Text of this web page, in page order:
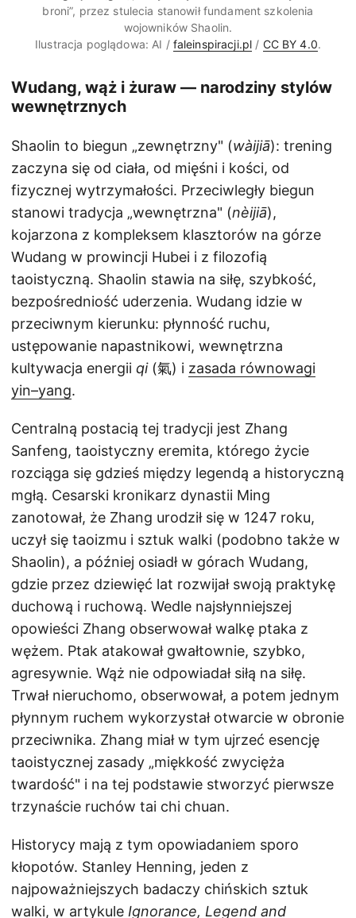
broni”, przez stulecia stanowił fundament szkolenia
wojowników Shaolin.
Ilustracja poglądowa: AI / faleinspiracji.pl / CC BY 4.0.
Wudang, wąż i żuraw — narodziny stylów
wewnętrznych
Shaolin to biegun „zewnętrzny" (wàijiā): trening
zaczyna się od ciała, od mięśni i kości, od
fizycznej wytrzymałości. Przeciwległy biegun
stanowi tradycja „wewnętrzna" (nèijiā),
kojarzona z kompleksem klasztorów na górze
Wudang w prowincji Hubei i z filozofią
taoistyczną. Shaolin stawia na siłę, szybkość,
bezpośredniość uderzenia. Wudang idzie w
przeciwnym kierunku: płynność ruchu,
ustępowanie napastnikowi, wewnętrzna
kultywacja energii qi(氣) i zasada równowagi
yin–yang.
Centralną postacią tej tradycji jest Zhang
Sanfeng, taoistyczny eremita, którego życie
rozciąga się gdzieś między legendą a historyczną
mgłą. Cesarski kronikarz dynastii Ming
zanotował, że Zhang urodził się w 1247 roku,
uczył się taoizmu i sztuk walki (podobno także w
Shaolin), a później osiadł w górach Wudang,
gdzie przez dziewięć lat rozwijał swoją praktykę
duchową i ruchową. Wedle najsłynniejszej
opowieści Zhang obserwował walkę ptaka z
wężem. Ptak atakował gwałtownie, szybko,
agresywnie. Wąż nie odpowiadał siłą na siłę.
Trwał nieruchomo, obserwował, a potem jednym
płynnym ruchem wykorzystał otwarcie w obronie
przeciwnika. Zhang miał w tym ujrzeć esencję
taoistycznej zasady „miękkość zwycięża
twardość" i na tej podstawie stworzyć pierwsze
trzynaście ruchów tai chi chuan.
Historycy mają z tym opowiadaniem sporo
kłopotów. Stanley Henning, jeden z
najpoważniejszych badaczy chińskich sztuk
walki, w artykule Ignorance, Legend and